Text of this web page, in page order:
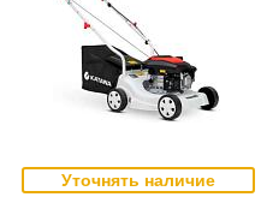
Уточнять наличие